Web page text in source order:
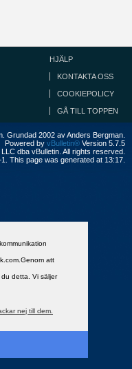
att
detta. Vi säljer
nej till dem.
HJÄLP
KONTAKTA OSS
COOKIEPOLICY
GÅ TILL TOPPEN
Grundad 2002 av Anders Bergman.
Powered by vBulletin® Version 5.7.5
dba vBulletin. All rights reserved.
This page was generated at 13:17.